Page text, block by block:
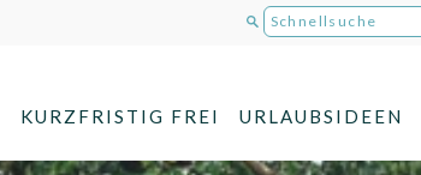
KURZFRISTIG FREI URLAUBSIDEEN